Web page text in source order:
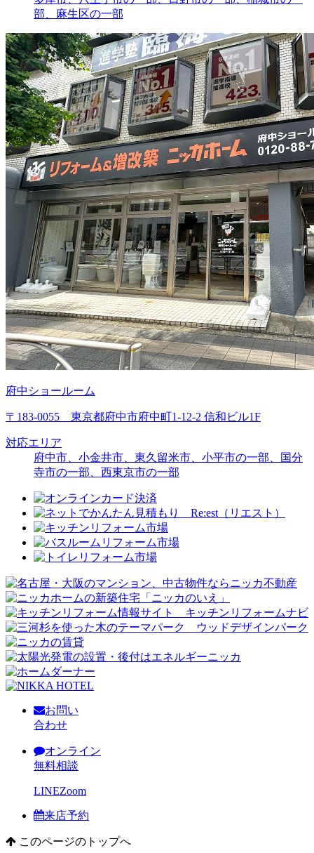
部、麻生区の一部
府中ショールーム
〒183-0055 東京都府中市府中町1-12-2 信和ビル1F
対応エリア
府中市、小金井市、東久留米市、 小平市の一部
国分
寺市の一部
西東京市の一部
お問い
合わせ
オンライン
無料相談
LINEZoom
来店予約
このページのトップへ